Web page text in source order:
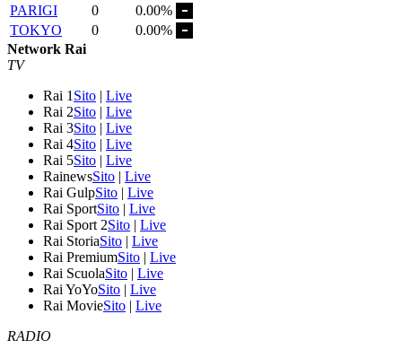
PARIGI
0
0.00%
TOKYO
0
0.00%
Network Rai
TV
Rai 1 Sito | Live
Rai 2Sito | Live
Rai 3Sito | Live
Rai 4Sito | Live
Rai 5Sito | Live
RainewsSito | Live
Rai GulpSito | Live
Rai SportSito | Live
Rai Sport 2Sito | Live
Rai StoriaSito | Live
Rai PremiumSito | Live
Rai ScuolaSito | Live
Rai YoYoSito | Live
Rai MovieSito | Live
RADIO